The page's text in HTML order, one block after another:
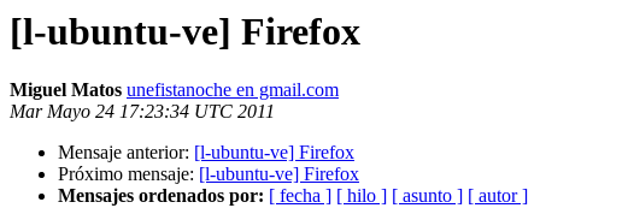
[l-ubuntu-ve] Firefox
Miguel Matos unefistanoche en gmail.com
Mar Mayo 24 17:23:34 UTC 2011
Mensaje anterior: [l-ubuntu-ve] Firefox
Próximo mensaje: [l-ubuntu-ve] Firefox
Mensajes ordenados por: [ fecha ] [ hilo ] [ asunto ] [ autor ]